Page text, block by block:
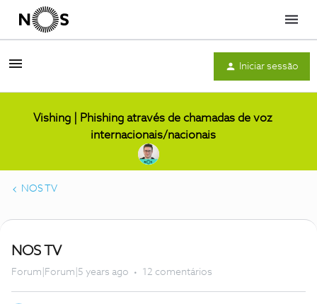
Menu
Iniciar sessão
Vishing | Phishing através de chamadas de voz
internacionais/nacionais
NOS TV
NOS TV
Forum|Forum|5 years ago 12 comentários